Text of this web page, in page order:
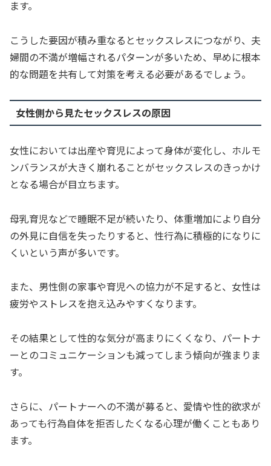
ます。
こうした要因が積み重なるとセックスレスにつながり、夫
婦間の不満が増幅されるパターンが多いため、早めに根本
的な問題を共有して対策を考える必要があるでしょう。
女性側から見たセックスレスの原因
女性においては出産や育児によって身体が変化し、ホルモ
ンバランスが大きく崩れることがセックスレスのきっかけ
となる場合が目立ちます。
母乳育児などで睡眠不足が続いたり、体重増加により自分
の外見に自信を失ったりすると、性行為に積極的になりに
くいという声が多いです。
また、男性側の家事や育児への協力が不足すると、女性は
疲労やストレスを抱え込みやすくなります。
その結果として性的な気分が高まりにくくなり、パートナ
ーとのコミュニケーションも減ってしまう傾向が強まりま
す。
さらに、パートナーへの不満が募ると、愛情や性的欲求が
あっても行為自体を拒否したくなる心理が働くこともあり
ます。